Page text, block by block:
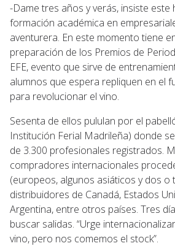
-Dame tres años y verás, insiste este
formación académica en
aventurera. En este momento tiene
preparación de los Premios de
EFE, evento que sirve de
alumnos que espera repliquen en el
para revolucionar el vino.
Sesenta de ellos pululan por el
Institución Ferial Madrileña) donde
de 3.300 profesionales registrados.
compradores internacionales
(europeos, algunos asiáticos y dos o
distribuidores de Canadá, Estados
Argentina, entre otros países. Tres
buscar salidas. “Urge
vino, pero nos comemos el stock”.